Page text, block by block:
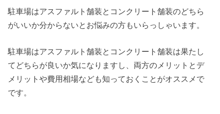
駐車場はアスファルト舗装とコンクリート舗装のどちら
がいいか分からないとお悩みの方もいらっしゃいます。
駐車場はアスファルト舗装とコンクリート舗装は果たし
てどちらが良いか気になりますし、両方のメリットとデ
メリットや費用相場なども知っておくことがオススメで
です。